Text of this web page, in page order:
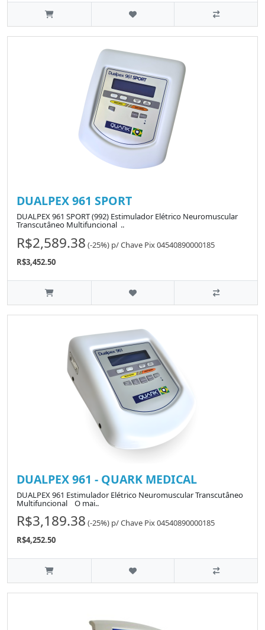
DUALPEX 961 SPORT
DUALPEX 961 SPORT (992) Estimulador Elétrico Neuromuscular
Transcutâneo Multifuncional ..
R$2,589.38 (-25%) p/Chave Pix 04540890000185
R$3,452.50
DUALPEX 961 - QUARK MEDICAL
DUALPEX 961 Estimulador Elétrico Neuromuscular Transcutâneo
Multifuncional O mai..
R$3,189.38 (-25%) p/Chave Pix 04540890000185
R$4,252.50